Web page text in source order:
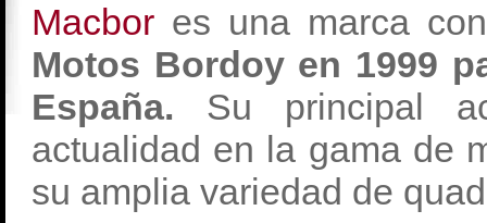
Macbor es una marca
Motos Bordoy en 1999
España. Su principal
actualidad en la gama de
su amplia variedad de